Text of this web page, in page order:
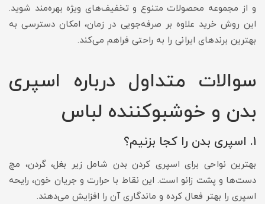
و از مجموعه محصولات متنوع و تخفیف‌های ویژه بهره‌مند شوید.
این روش خرید علاوه بر صرفه‌جویی در زمان، امکان دسترسی به
بهترین برندهای ایرانی را به راحتی فراهم می‌کند.
سوالات متداول درباره اسپری
بدن و خوشبوکننده لباس
۱. اسپری بدن را کجا بزنیم؟
بهترین نواحی برای اسپری کردن بدن شامل زیر بغل، گردن، مچ
دست‌ها و پشت زانو است. این نقاط با حرارت و جریان خون، رایحه
اسپری را بهتر فعال کرده و ماندگاری آن را افزایش می‌دهند.